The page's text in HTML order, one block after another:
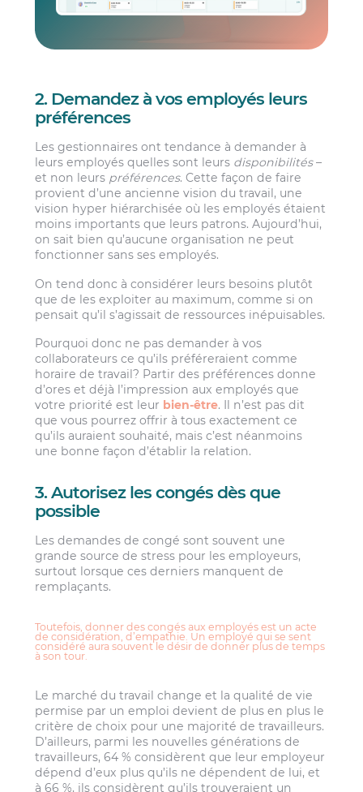
2. Demandez à vos employés leurs
préférences
Les gestionnaires ont tendance à demander à
leurs employés quelles sont leurs disponibilités–
et non leurs préférences. Cette façon de faire
provient d’une ancienne vision du travail, une
vision hyper hiérarchisée où les employés étaient
moins importants que leurs patrons. Aujourd’hui,
on sait bien qu’aucune organisation ne peut
fonctionner sans ses employés.
On tend donc à considérer leurs besoins plutôt
que de les exploiter au maximum, comme si on
pensait qu’il s’agissait de ressources inépuisables.
Pourquoi donc ne pas demander à vos
collaborateurs ce qu’ils préféreraient comme
horaire de travail? Partir des préférences donne
d’ores et déjà l’impression aux employés que
votre priorité est leur bien-être. Il n’est pas dit
que vous pourrez offrir à tous exactement ce
qu’ils auraient souhaité, mais c’est néanmoins
une bonne façon d’établir la relation.
3. Autorisez les congés dès que
possible
Les demandes de congé sont souvent une
grande source de stress pour les employeurs,
surtout lorsque ces derniers manquent de
remplaçants.
Toutefois, donner des congés aux employés est un acte
de considération, d’empathie. Un employé qui se sent
considéré aura souvent le désir de donner plus de temps
à son tour.
Le marché du travail change et la qualité de vie
permise par un emploi devient de plus en plus le
critère de choix pour une majorité de travailleurs.
D’ailleurs, parmi les nouvelles générations de
travailleurs, 64 % considèrent que leur employeur
dépend d’eux plus qu’ils ne dépendent de lui, et
à 66 %, ils considèrent qu’ils trouveraient un